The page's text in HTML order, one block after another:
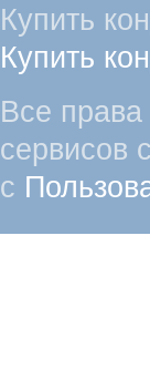
Купить
Купить
Все
сервисов
с